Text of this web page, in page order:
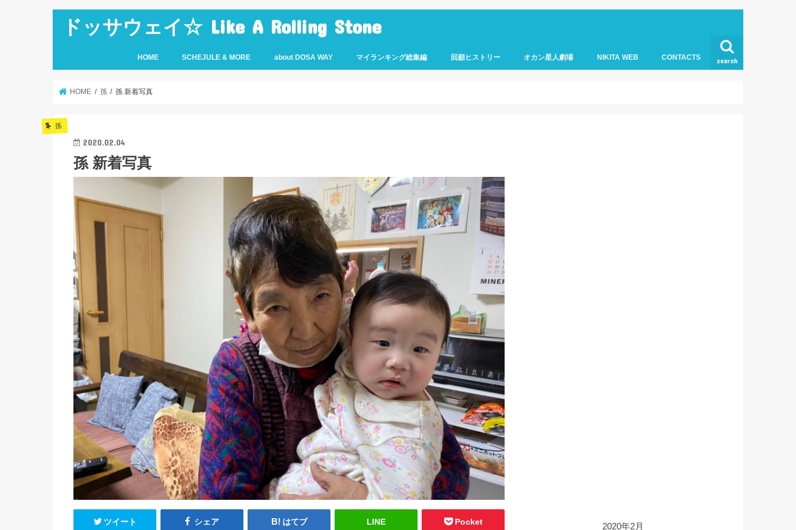
ドッサウェイ☆ Like A Rolling Stone
search
HOME SCHEJULE & MORE about DOSA WAY マイランキング総集編 回顧ヒストリー オカン星人劇場 NIKITA WEB CONTACTS
HOME 孫 孫 新着写真
孫
2020.02.04
孫 新着写真
ツイート シェア はてブ LINE Pocket 2020年2月